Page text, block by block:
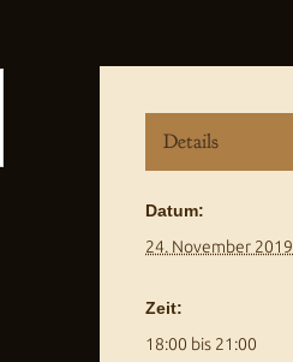
Details
Datum:
24. November 2019
Zeit:
18:00 bis 21:00